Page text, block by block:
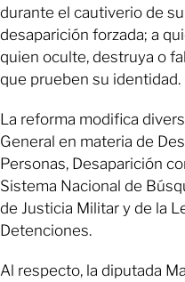
durante el cautiverio de
desaparición forzada; a
quien oculte, destruya o
que prueben su identidad.
La reforma modifica
General en materia de
Personas, Desaparición
Sistema Nacional de
de Justicia Militar y de la
Detenciones.
Al respecto, la diputada